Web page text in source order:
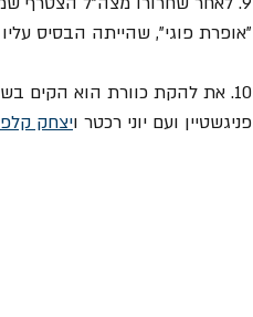
"אופרת פוגי", שהייתה הבסיס
10. את להקת כוורת הוא הקים בשנת 1973 יחד עם חבריו לנח"ל
פניגשטיין ועם יוני רכטר ויצחק